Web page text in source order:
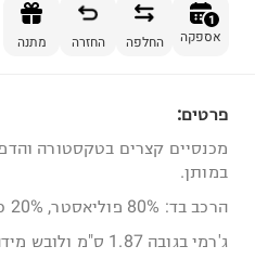
1
אספקה החלפה החזרה מתנה
פרטים:
מכנסיים קצרים בטקסטורה
במותן.
הרכב בד: 80% פוליאסטר, 20% כותנה.
ג'רמי בגובה 1.87 ס"מ ולובש מידה L.